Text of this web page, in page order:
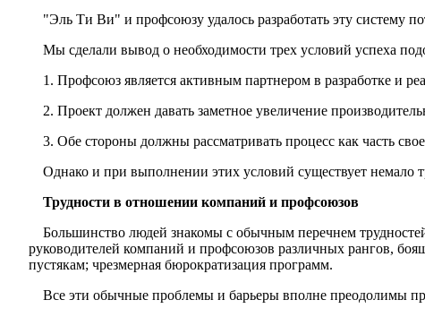
"Эль Ти Ви" и профсоюзу удалось разработать эту систему
Мы сделали вывод о необходимости трех условий успеха
1. Профсоюз является активным партнером в разработке и
2. Проект должен давать заметное увеличение
3. Обе стороны должны рассматривать процесс как часть
Однако и при выполнении этих условий существует немало
Трудности в отношении компаний и профсоюзов
Большинство людей знакомы с обычным перечнем
руководителей компаний и профсоюзов различных рангов,
пустякам; чрезмерная бюрократизация программ.
Все эти обычные проблемы и барьеры вполне преодолимы